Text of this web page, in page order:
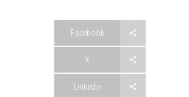
Facebook
X
Linkedin